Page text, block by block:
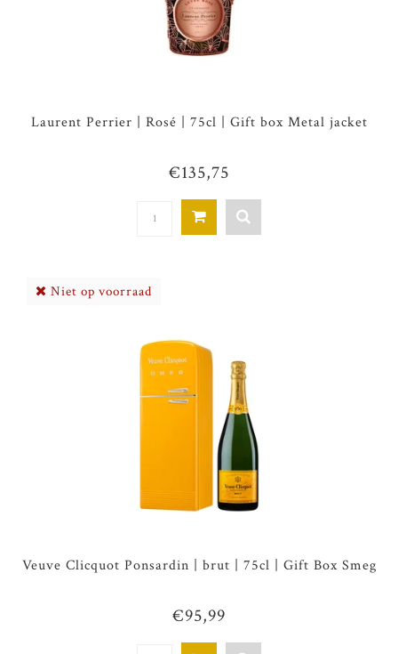
Laurent Perrier | Rosé | 75cl | Gift box Metal jacket
€135,75
Niet op voorraad
Veuve Clicquot Ponsardin | brut | 75cl | Gift Box Smeg
€95,99